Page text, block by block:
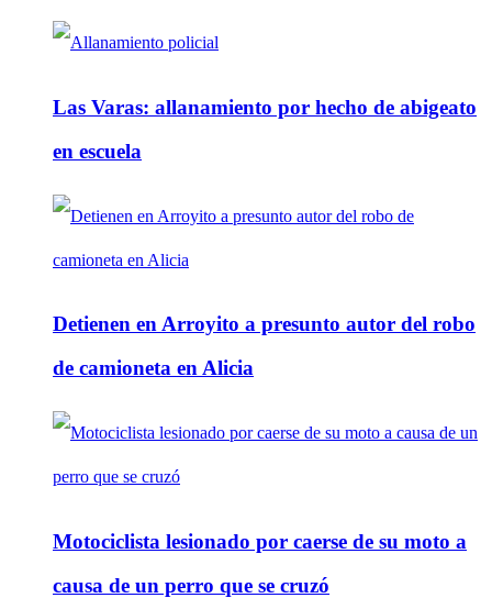
Las Varas: allanamiento por hecho de abigeato
en escuela
Detienen en Arroyito a presunto autor del robo
de camioneta en Alicia
Motociclista lesionado por caerse de su moto a
causa de un perro que se cruzó